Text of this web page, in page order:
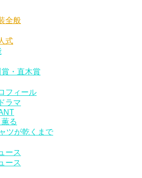
全般
式
・直木賞
フィール
ラマ
る
ツが乾くまで
ース
ース